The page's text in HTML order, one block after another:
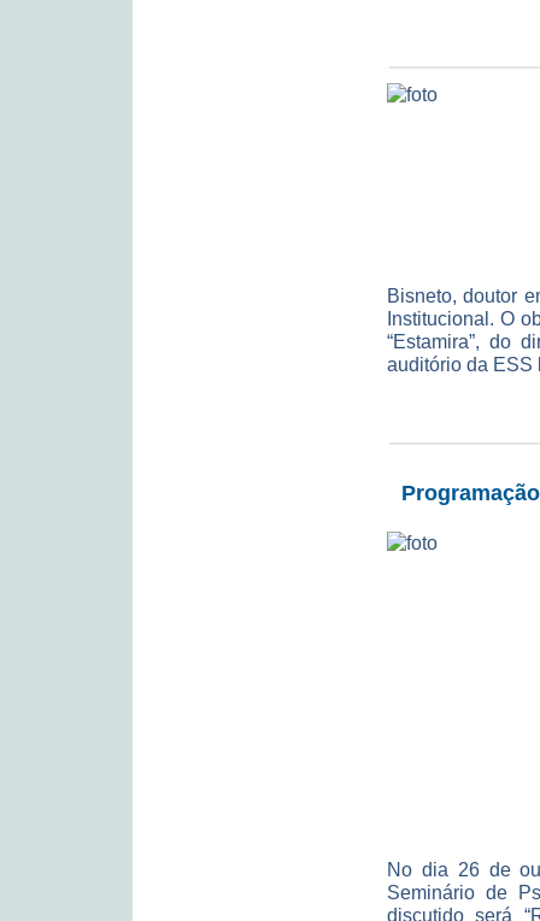
Bisneto, doutor
Institucional. O
“Estamira”, do
auditório da ESS
No dia 26 de
Seminário de
discutido será